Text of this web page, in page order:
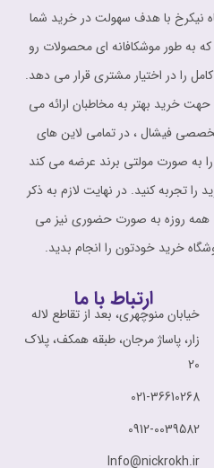
نیکرخ با هدف سهولت در خرید شما
به طور موشکافانه ای محصولات رو
را در اختیار مشتری قرار می دهد.
مشاوره حهت خرید بهتر به مخاطبان ارائه می
فیشال ، در تمامی لاین های
را به صورت مولتی برند عرضه می کند
را تجربه کنید. در نهایت لازم به ذکر
همه روزه به صورت حضوری نیز می
خرید خودتون را انجام بدید.
ارتباط با ما
خیابان منوچهری، بعد از تقاطع لاله
زار، پاساژ مرجان، طبقه همکف، پلاک
20
021-36610268
0912-0039582
Info@nickrokh.ir